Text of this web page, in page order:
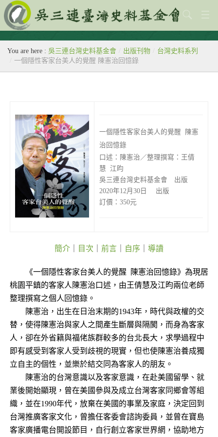
關於本會
歷史教室
歷年活動
館藏查詢
台灣史料中心
You are here : 吳三連台灣史料基金會 / 出版刊物 / 台灣史料系列
/ 一個隱性客家台美人的覺醒 陳憲治回憶錄
一個隱性客家台美人的覺醒 陳憲
治回憶錄
口述：陳憲治／整理撰寫：王倩
慧 江昀
吳三連台灣史料基金會 出版
2020年12月30日 出版
訂價：350元
簡介 目次 前言 自序 導讀
《一個隱性客家台美人的覺醒 陳憲治回憶錄》為現居
桃園平鎮的客家人陳憲治口述，由王倩慧及江昀兩位老師
整理撰寫之個人回憶錄。
陳憲治，出生在日治末期的1943年，時代與政權的交
替，使得陳憲治與家人之間產生斷層與隔閡，而身為客家
人，卻在外省籍與福佬族群較多的台北長大，求學過程中
即有感受到客家人受到歧視的現實，但也使陳憲治養成獨
立自主的個性，並樂於結交同為客家人的朋友。
陳憲治的台灣意識以及客家意識，在赴美國留學、就
業後開始顯現，曾在美國參與及成立台灣客家同鄉會等組
織，並在1990年代，放棄在美國的事業及家庭，決定回到
台灣推廣客家文化，曾擔任客委會諮詢委員，並曾在寶島
客家廣播電台開設節目，自行創立客家世界網，協助地方